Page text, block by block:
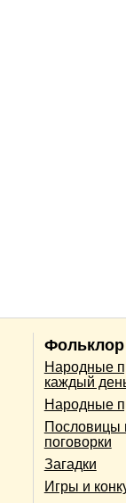
Фольклор
Народные
каждый
Народные
Пословицы
поговорки
Загадки
Игры и